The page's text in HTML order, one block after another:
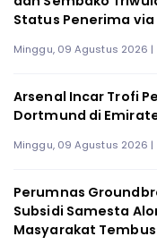
Status Penerima via
Minggu, 09 Agustus 2026 |
Arsenal Incar Trofi
Dortmund di
Minggu, 09 Agustus 2026 |
Perumnas
Subsidi Samesta
Masyarakat Tembus